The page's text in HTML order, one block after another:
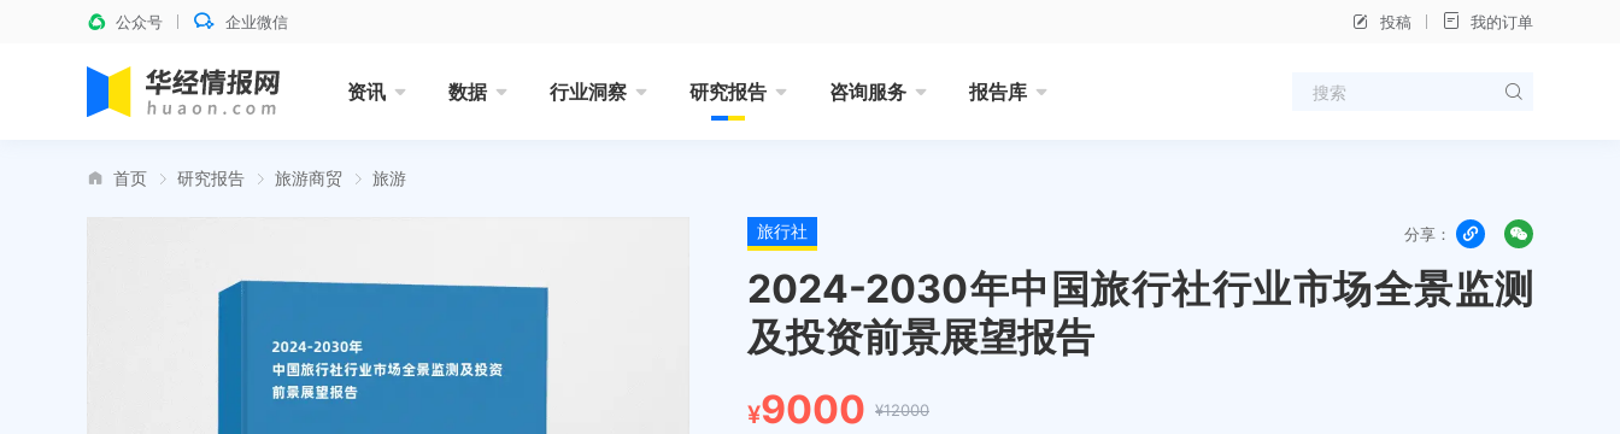
公众号 企业微信 投稿 我的订单
资讯 数据 行业洞察 研究报告 咨询服务 报告库
首页 研究报告 旅游商贸 旅游
旅行社 分享：
2024-2030年中国旅行社行业市场全景监测
及投资前景展望报告
¥9000 ¥12000